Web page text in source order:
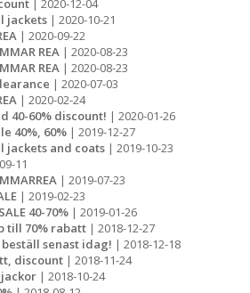
| 2020-12-04
jackets | 2020-10-21
| 2020-09-22
REA | 2020-08-23
REA | 2020-08-23
| 2020-07-03
| 2020-02-24
40-60% discount! | 2020-01-26
40%, 60% | 2019-12-27
jackets and coats | 2019-10-23
11
| 2019-07-23
| 2019-02-23
40-70% | 2019-01-26
till 70% rabatt | 2018-12-27
senast idag! | 2018-12-18
discount | 2018-11-24
| 2018-10-24